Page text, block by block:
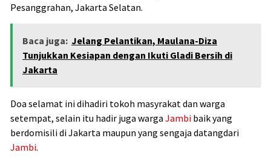
Pesanggrahan, Jakarta Selatan.
Baca juga: Jelang Pelantikan, Maulana-Diza
Tunjukkan Kesiapan dengan Ikuti Gladi Bersih di
Jakarta
Doa selamat ini dihadiri tokoh masyrakat dan warga
setempat, selain itu hadir juga warga Jambi baik yang
berdomisili di Jakarta maupun yang sengaja datangdari
Jambi.